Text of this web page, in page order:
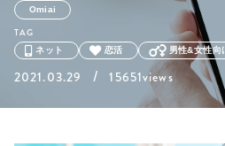
Omiai
TAG
ネット 恋活 男性&女性向
2021.03.29 /15651views